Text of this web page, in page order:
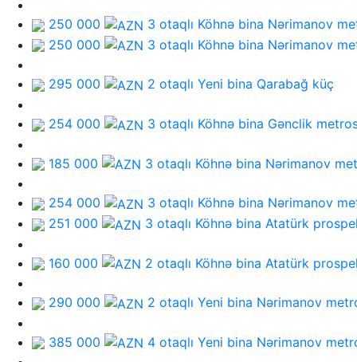
250 000 3 otaqlı Köhnə bina Nərimanov
250 000
3 otaqlı Köhnə bina Nərimanov
295 000 2 otaqlı Yeni bina Qarabağ küç
254 000 3 otaqlı Köhnə bina Gənclik
185 000 3 otaqlı Köhnə bina Nərimanov
254 000 3 otaqlı Köhnə bina Nərimanov
251 000
3 otaqlı Köhnə bina Atatürk
160 000 2 otaqlı Köhnə bina Atatürk
290 000 2 otaqlı Yeni bina Nərimanov
385 000 4 otaqlı Yeni bina Nərimanov